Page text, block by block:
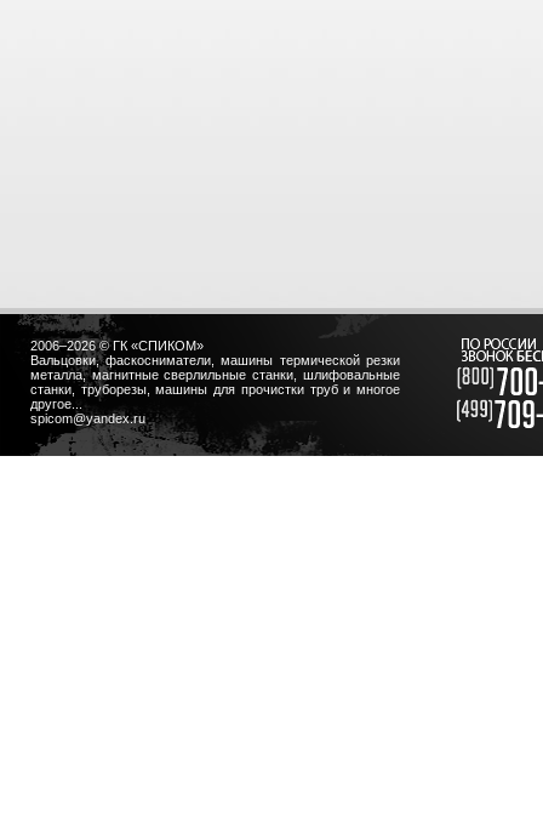
2006–2026 © ГК «СПИКОМ»
Вальцовки, фаскосниматели, машины термической резки
металла, магнитные сверлильные станки, шлифовальные
станки, труборезы, машины для прочистки труб и многое
другое...
spicom@yandex.ru